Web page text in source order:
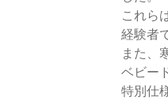
これら
経験者
また、
ベビー
特別仕